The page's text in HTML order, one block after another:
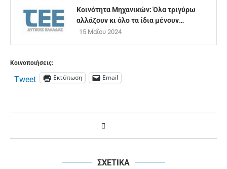
Κοινότητα Μηχανικών: Όλα τριγύρω
αλλάζουν κι όλο τα ίδια μένουν…
15 Μαΐου 2024
Κοινοποιήσεις:
Tweet Εκτύπωση Email
ΣΧΕΤΙΚΑ